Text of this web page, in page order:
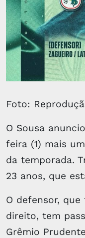
Foto:
O Sousa
feira (1) mais
da temporada.
23 anos, que
O defensor,
direito, tem
Grêmio